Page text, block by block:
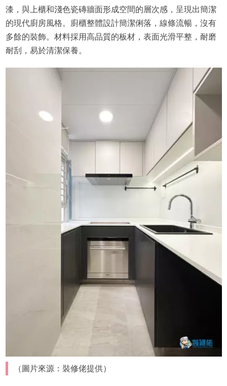
漆，與上櫃和淺色瓷磚牆面形成空間的層次感，呈現出簡潔
的現代廚房風格。廚櫃整體設計簡潔俐落，線條流暢，沒有
多餘的裝飾。材料採用高品質的板材，表面光滑平整，耐磨
耐刮，易於清潔保養。
（圖片來源：裝修佬提供）